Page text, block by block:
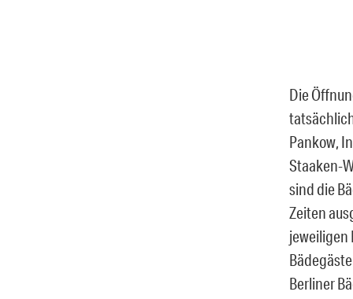
Die
Pankow,
Staaken-
sind die
Zeiten
jeweiligen
Berliner